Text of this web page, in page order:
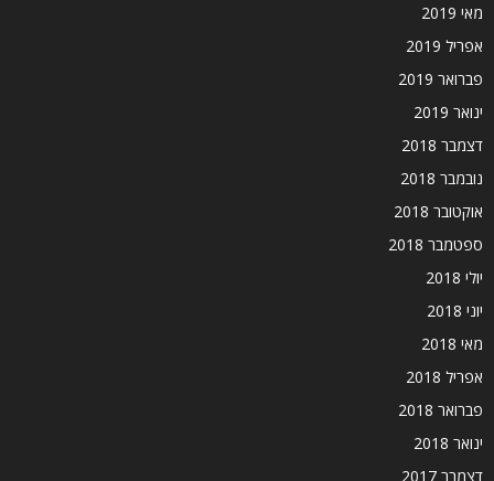
מאי 2019
אפריל 2019
פברואר 2019
ינואר 2019
דצמבר 2018
נובמבר 2018
אוקטובר 2018
ספטמבר 2018
יולי 2018
יוני 2018
מאי 2018
אפריל 2018
פברואר 2018
ינואר 2018
דצמבר 2017